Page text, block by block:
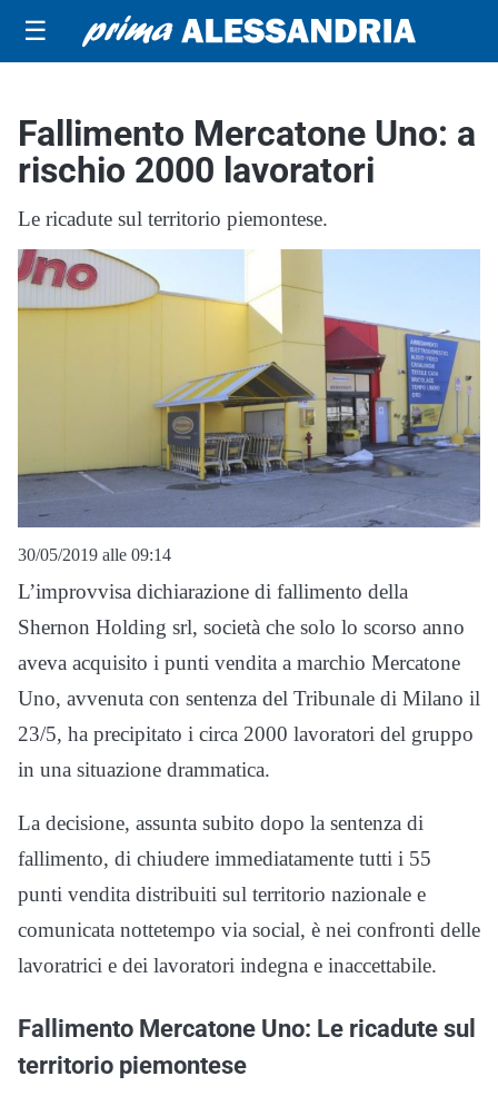
☰
Fallimento Mercatone Uno: a
rischio 2000 lavoratori
Le ricadute sul territorio piemontese.
30/05/2019 alle 09:14
L’improvvisa dichiarazione di fallimento della
Shernon Holding srl, società che solo lo scorso anno
aveva acquisito i punti vendita a marchio Mercatone
Uno, avvenuta con sentenza del Tribunale di Milano il
23/5, ha precipitato i circa 2000 lavoratori del gruppo
in una situazione drammatica.
La decisione, assunta subito dopo la sentenza di
fallimento, di chiudere immediatamente tutti i 55
punti vendita distribuiti sul territorio nazionale e
comunicata nottetempo via social, è nei confronti delle
lavoratrici e dei lavoratori indegna e inaccettabile.
Fallimento Mercatone Uno: Le ricadute sul
territorio piemontese